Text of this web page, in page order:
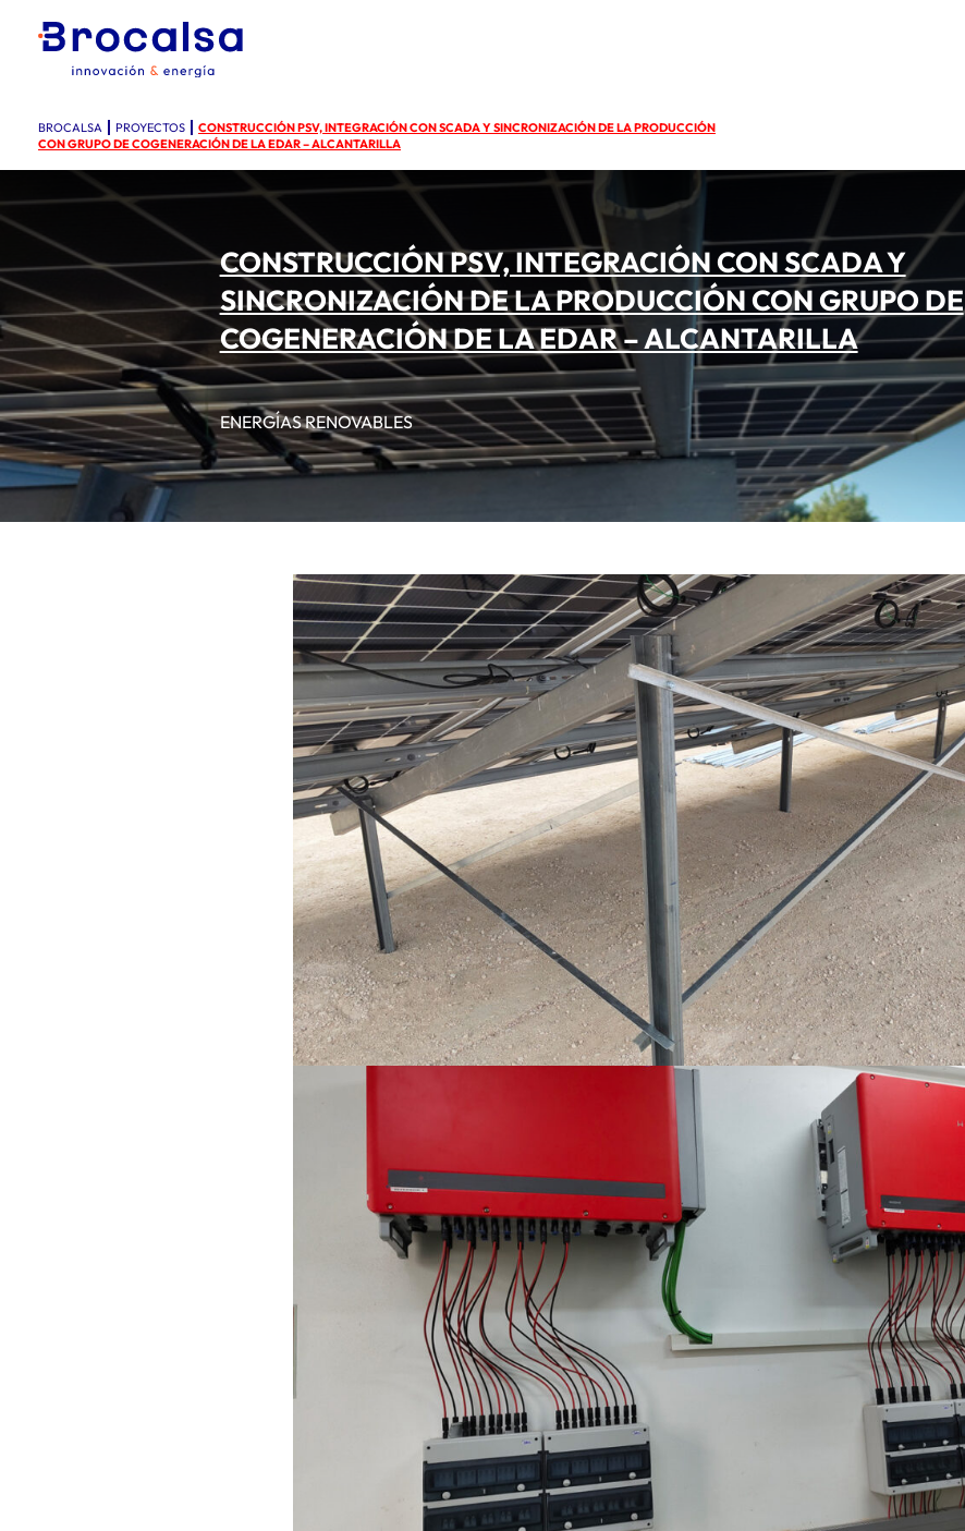
BROCALSA PROYECTOS
CONSTRUCCIÓN PSV, INTEGRACIÓN CON SCADA Y SINCRONIZACIÓN DE LA PRODUCCIÓN
CON GRUPO DE COGENERACIÓN DE LA EDAR – ALCANTARILLA
CONSTRUCCIÓN PSV, INTEGRACIÓN CON SCADA Y
SINCRONIZACIÓN DE LA PRODUCCIÓN CON GRUPO DE
COGENERACIÓN DE LA EDAR – ALCANTARILLA
ENERGÍAS RENOVABLES